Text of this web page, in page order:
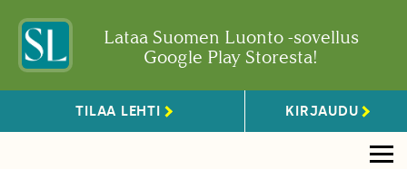
Lataa Suomen Luonto -sovellus
Google Play Storesta!
TILAA LEHTI KIRJAUDU